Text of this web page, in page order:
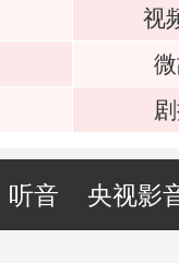
视
听音 央视影